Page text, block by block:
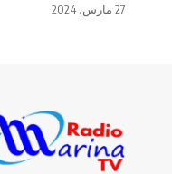
27 مارس، 2024